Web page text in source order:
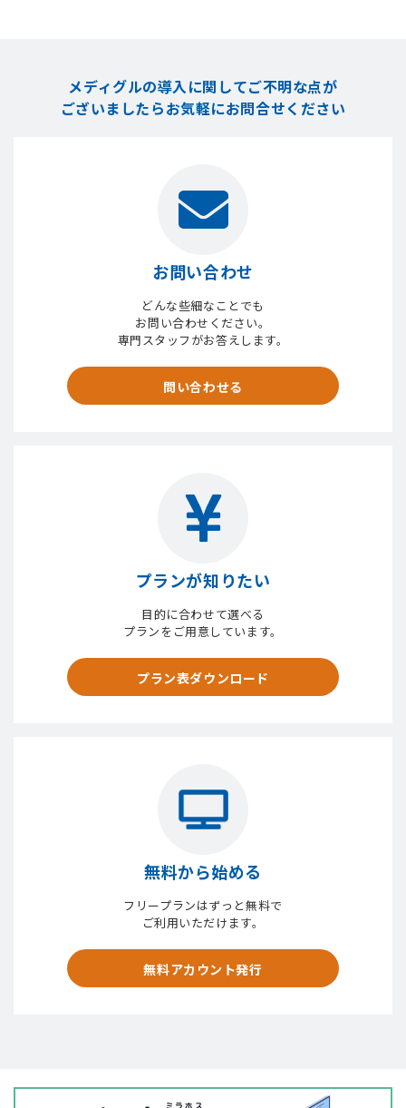
メディグルの導入に関してご不明な点が
ございましたらお気軽にお問合せください
お問い合わせ
どんな些細なことでも
お問い合わせください。
専門スタッフがお答えします。
問い合わせる
プランが知りたい
目的に合わせて選べる
プランをご用意しています。
プラン表ダウンロード
無料から始める
フリープランはずっと無料で
ご利用いただけます。
無料アカウント発行